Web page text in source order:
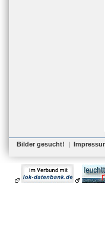
Bilder gesucht! |